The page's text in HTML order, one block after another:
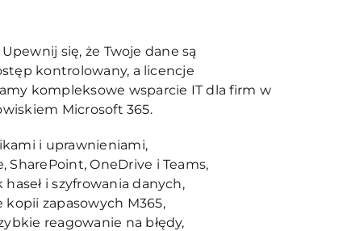
się, że Twoje dane są
kontrolowany, a licencje
kompleksowe wsparcie IT dla firm w
Microsoft 365.
i uprawnieniami,
SharePoint, OneDrive i Teams,
i szyfrowania danych,
zapasowych M365,
reagowanie na błędy,